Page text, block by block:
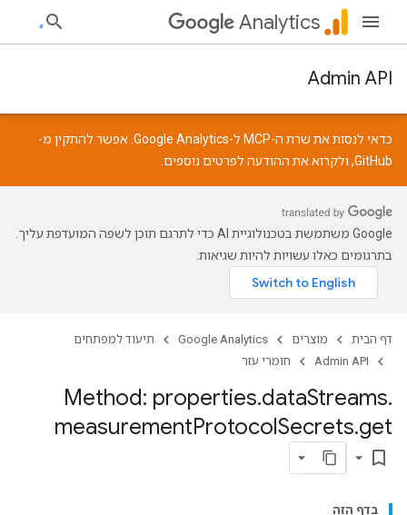
Analytics
Admin API
כדאי לנסות את שרת ה-MCP ל-Google Analytics. אפשר להתקין מ-
GitHub, ולקרוא את ההודעה לפרטים נוספים.
‫Google משתמשת בטכנולוגיית AI כדי לתרגם תוכן לשפה המועדפת עליך.
בתרגומים כאלו עשויות להיות שגיאות.
דף הבית מוצרים Google Analytics
תיעוד למפתחים
Admin API
חומרי עזר
Method: properties.dataStreams.
measurementProtocolSecrets.get
bookmark_border
בדף הזה